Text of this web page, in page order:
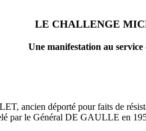
LE CHALLENGE
Une manifestation au service
ancien déporté pour faits de
par le Général DE GAULLE en